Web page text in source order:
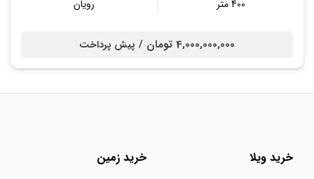
400 متر
رویان
4,000,000,000 تومان / پیش پرداخت
خرید ویلا خرید زمین